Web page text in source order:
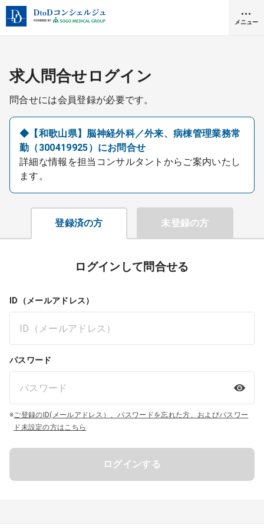
メニュー
クリニック開業
DtoDとは
お問合せ
医院の譲渡・売却をお考えの方
採用をお考えの医療機関の方
求人問合せログイン
問合せには会員登録が必要です。
◆【和歌山県】脳神経外科／外来、病棟管理業務常
勤（300419925）にお問合せ
詳細な情報を担当コンサルタントからご案内いたし
ます。
登録済の方 未登録の方
ログインして問合せる
ID（メールアドレス）
パスワード
※ご登録のID(メールアドレス）、パスワードを忘れた方、およびパスワー
ド未設定の方はこちら
ログインする